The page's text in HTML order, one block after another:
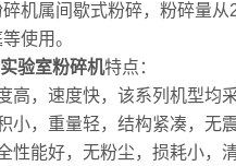
属间歇式粉碎，粉碎量从
使用。
实验室粉碎机特点：
，速度快，该系列机型均采
，重量轻，结构紧凑，无震
能好，无粉尘，损耗小，清